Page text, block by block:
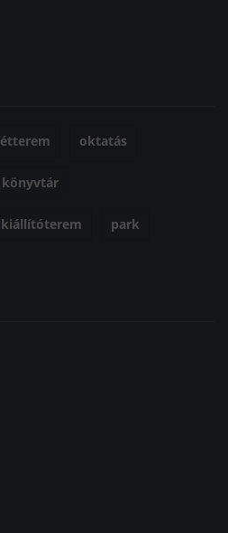
étterem oktatás
könyvtár
kiállítóterem park